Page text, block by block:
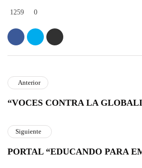
1259 0
Anterior
“VOCES CONTRA LA
Siguiente
PORTAL “EDUCANDO PARA